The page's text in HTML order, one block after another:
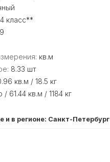
4 класс**
кв.м
8.33 шт
кв.м / 18.5 кг
/ 61.44 кв.м / 1184 кг
и в регионе: Санкт-Петербург